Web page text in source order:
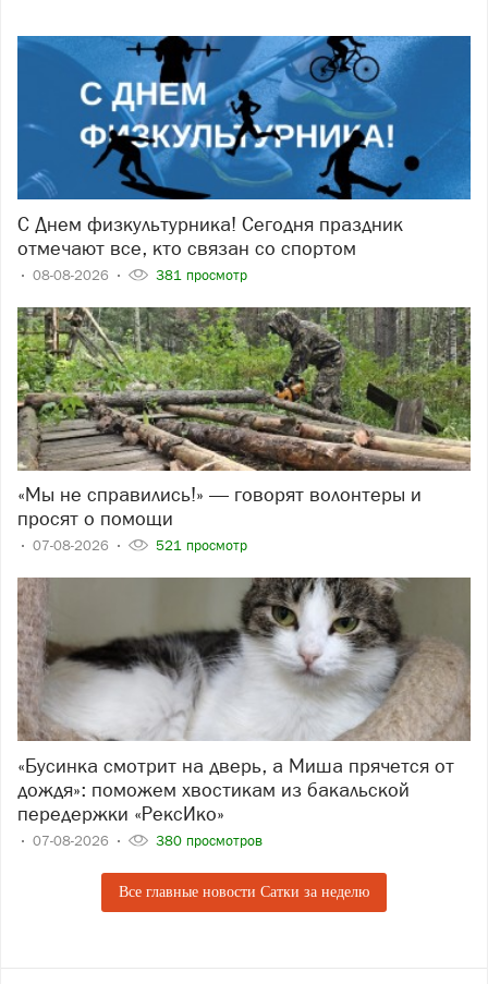
С Днем физкультурника! Сегодня праздник
отмечают все, кто связан со спортом
08-08-2026 381 просмотр
«Мы не справились!» — говорят волонтеры и
просят о помощи
07-08-2026 521 просмотр
«Бусинка смотрит на дверь, а Миша прячется от
дождя»: поможем хвостикам из бакальской
передержки «РексИко»
07-08-2026 380 просмотров
Все главные новости Сатки за неделю